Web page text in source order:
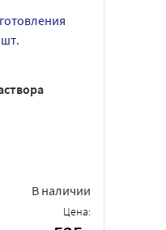
В наличии
Цена: